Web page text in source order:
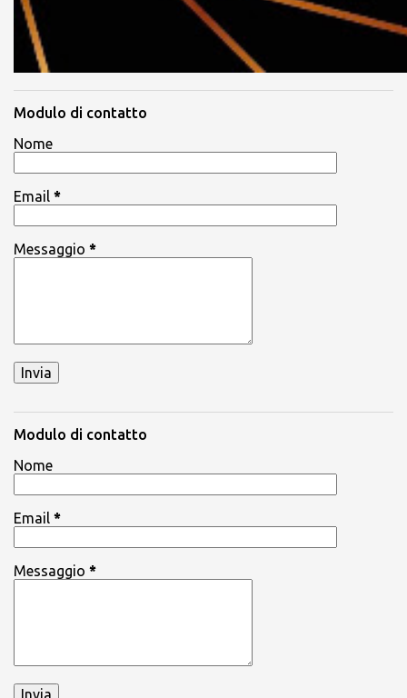
Modulo di contatto
Nome
Email *
Messaggio *
Modulo di contatto
Nome
Email *
Messaggio *